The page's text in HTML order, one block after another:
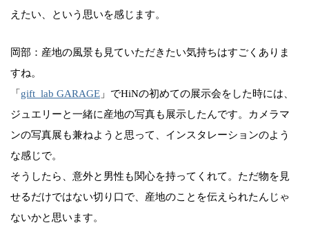
えたい、という思いを感じます。
岡部：産地の風景も見ていただきたい気持ちはすごくありま
すね。
「 gift_lab GARAGE 」でHiNの初めての展示会をした時には、
ジュエリーと一緒に産地の写真も展示したんです。カメラマ
ンの写真展も兼ねようと思って、インスタレーションのよう
な感じで。
そうしたら、意外と男性も関心を持ってくれて。ただ物を見
せるだけではない切り口で、産地のことを伝えられたんじゃ
ないかと思います。